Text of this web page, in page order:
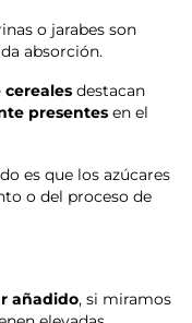
o jarabes son
absorción.
cerealesdestacan
presentesen el
es que los azúcares
o del proceso de
añadido, si miramos